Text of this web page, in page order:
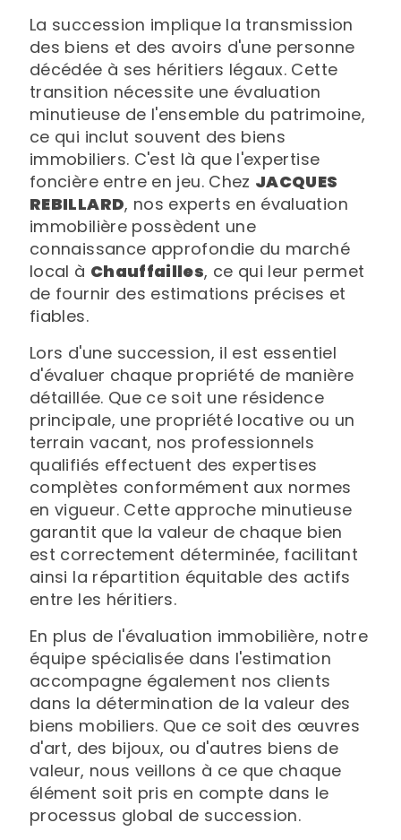
La succession implique la transmission
des biens et des avoirs d'une personne
décédée à ses héritiers légaux. Cette
transition nécessite une évaluation
minutieuse de l'ensemble du patrimoine,
ce qui inclut souvent des biens
immobiliers. C'est là que l'expertise
foncière entre en jeu. Chez JACQUES
REBILLARD, nos experts en évaluation
immobilière possèdent une
connaissance approfondie du marché
local à Chauffailles, ce qui leur permet
de fournir des estimations précises et
fiables.
Lors d'une succession, il est essentiel
d'évaluer chaque propriété de manière
détaillée. Que ce soit une résidence
principale, une propriété locative ou un
terrain vacant, nos professionnels
qualifiés effectuent des expertises
complètes conformément aux normes
en vigueur. Cette approche minutieuse
garantit que la valeur de chaque bien
est correctement déterminée, facilitant
ainsi la répartition équitable des actifs
entre les héritiers.
En plus de l'évaluation immobilière, notre
équipe spécialisée dans l'estimation
accompagne également nos clients
dans la détermination de la valeur des
biens mobiliers. Que ce soit des œuvres
d'art, des bijoux, ou d'autres biens de
valeur, nous veillons à ce que chaque
élément soit pris en compte dans le
processus global de succession.